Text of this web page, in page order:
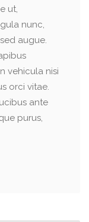
ut,
nunc,
augue.
vehicula nisi
orci vitae.
ante
purus,